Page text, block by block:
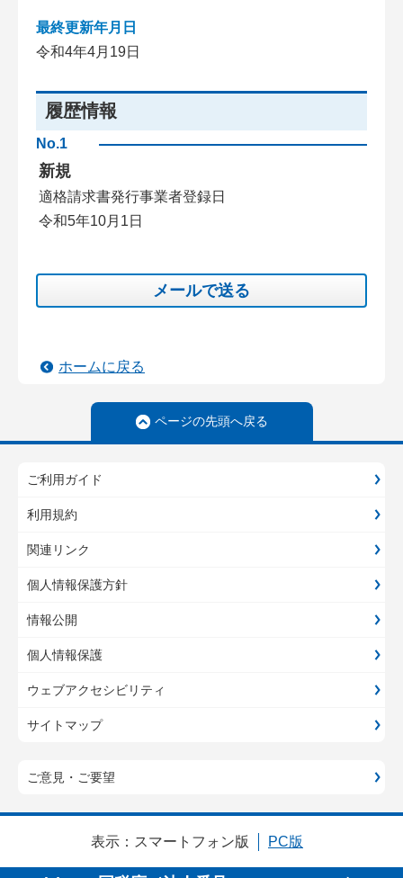
最終更新年月日
令和4年4月19日
履歴情報
No.1
新規
適格請求書発行事業者登録日
令和5年10月1日
メールで送る
ホームに戻る
ページの先頭へ戻る
ご利用ガイド
利用規約
関連リンク
個人情報保護方針
情報公開
個人情報保護
ウェブアクセシビリティ
サイトマップ
ご意見・ご要望
表示： スマートフォン版 PC版